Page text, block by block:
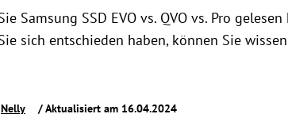
Samsung SSD EVO vs. QVO vs. Pro
sich entschieden haben, können Sie
Nelly / Aktualisiert am 16.04.2024